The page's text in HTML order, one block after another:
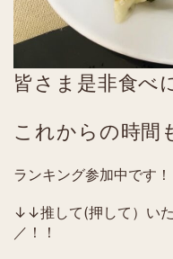
皆さま是非食べ
これからの時間
ランキング参加中です！
↓↓推して(押して）い
／！！